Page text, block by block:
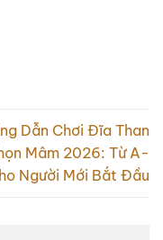
Dẫn Chơi Đĩa Than
Mâm 2026: Từ A-
Người Mới Bắt Đầu